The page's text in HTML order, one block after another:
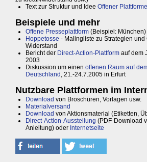
Text zur Struktur und Idee Offener
Beispiele und mehr
Offene Presseplattform (Beispiel: München)
Hoppetosse - Malingliste zu Strategien
Widerstand
Bericht der Direct-Action-Plattform auf dem
2003
Diskussion um einen offenen Raum auf
Deutschland , 21.-24.7.2005 in Erfurt
Nutzbare Plattformen im
Download von Broschüren, Vorlagen usw.
Materialversand
Download von Aktionsmaterial (Etiketten,
Direct-Action-Ausstellung (PDF-Download
Anleitung) oder Internetseite